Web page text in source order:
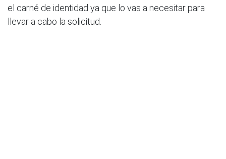
el carné de identidad ya que lo vas a necesitar para
llevar a cabo la solicitud.